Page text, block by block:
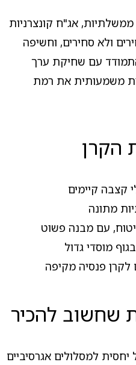
אג"ח קונצרניות
ולא סחירים, וחשיפה
עם שחיקת ערך
משמעותית את רמת
הקרן
קצבה קיימים
מתונה
עם מבנה פשוט
מוסדי גדול
פנסיה מקיפה
שחשוב להכיר
למסלולים אגרסיביים